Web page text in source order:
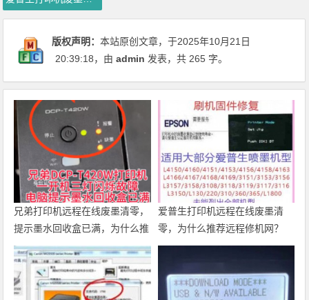
版权声明：本站原创文章，于2025年10月21日
20:39:18，由admin 发表，共 265 字。
兄弟打印机远程在线废墨清零，
提示墨水回收盒已满，为什么推
荐远程修机网 ？
爱普生打印机远程在线废墨清
零，为什么推荐远程修机网？